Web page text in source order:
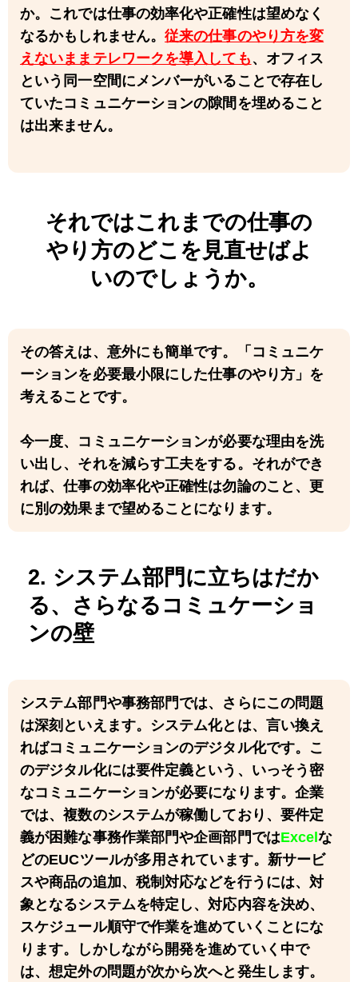
か。これでは仕事の効率化や正確性は望めなく
なるかもしれません。従来の仕事のやり方を変
えないままテレワークを導入しても、オフィス
という同一空間にメンバーがいることで存在し
ていたコミュニケーションの隙間を埋めること
は出来ません。
それではこれまでの仕事の
やり方のどこを見直せばよ
いのでしょうか。
その答えは、意外にも簡単です。「コミュニケ
ーションを必要最小限にした仕事のやり方」を
考えることです。
今一度、コミュニケーションが必要な理由を洗
い出し、それを減らす工夫をする。それができ
れば、仕事の効率化や正確性は勿論のこと、更
に別の効果まで望めることになります。
2. システム部門に立ちはだか
る、さらなるコミュケーショ
ンの壁
システム部門や事務部門では、さらにこの問題
は深刻といえます。システム化とは、言い換え
ればコミュニケーションのデジタル化です。こ
のデジタル化には要件定義という、いっそう密
なコミュニケーションが必要になります。企業
では、複数のシステムが稼働しており、要件定
義が困難な事務作業部門や企画部門ではExcelな
どのEUCツールが多用されています。新サービ
スや商品の追加、税制対応などを行うには、対
象となるシステムを特定し、対応内容を決め、
スケジュール順守で作業を進めていくことにな
ります。しかしながら開発を進めていく中で
は、想定外の問題が次から次へと発生します。